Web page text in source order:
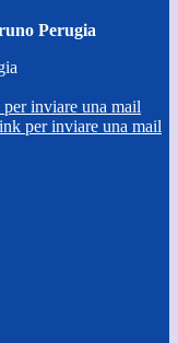
Perugia
inviare una mail
per inviare una mail